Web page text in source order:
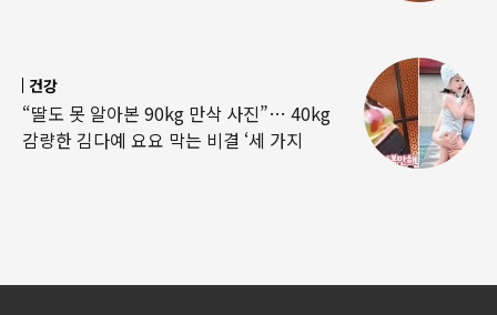
건강
“딸도 못 알아본 90kg 만삭 사진”… 40kg
감량한 김다예 요요 막는 비결 ‘세 가지